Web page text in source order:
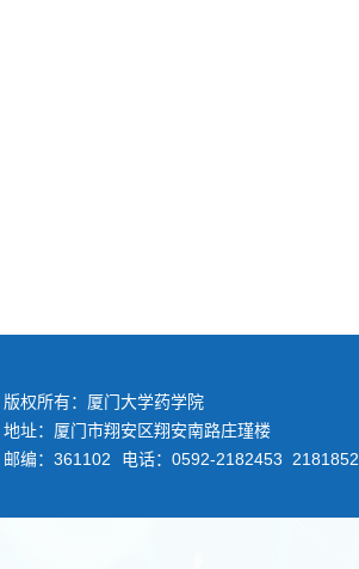
版权所有：厦门大学药学院
地址：厦门市翔安区翔安南路庄瑾楼
邮编：361102
电话：0592-2182453 2181852